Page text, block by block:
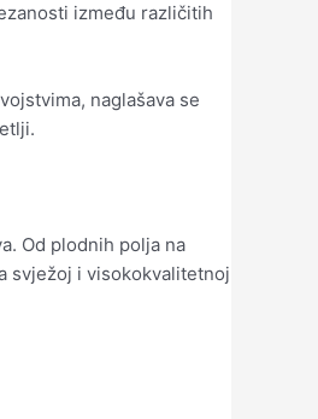
između različitih
naglašava se
Od plodnih polja na
svježoj i visokokvalitetnoj